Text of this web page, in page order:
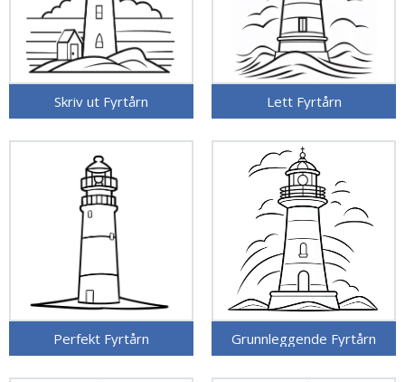
Skriv ut Fyrtårn Lett Fyrtårn
Perfekt Fyrtårn Grunnleggende Fyrtårn